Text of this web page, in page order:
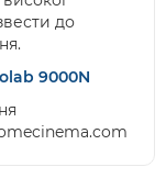
до
9000N